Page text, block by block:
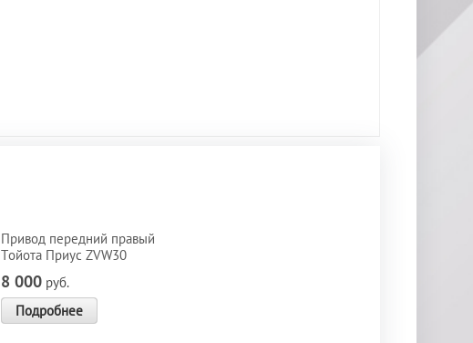
Привод передний правый
Тойота Приус ZVW30
8 000 руб.
Подробнее